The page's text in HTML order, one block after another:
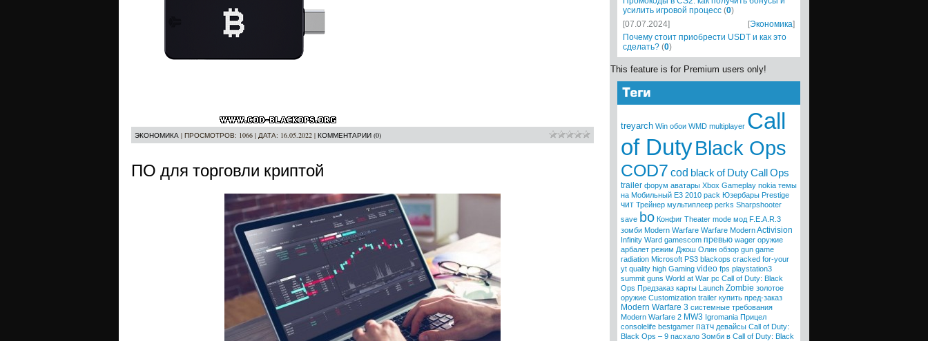
ЭКОНОМИКА | ПРОСМОТРОВ: 1066 | ДАТА: 16.05.2022 | КОММЕНТАРИИ (0)
ПО для торговли криптой
усилить игровой процесс (0)
[07.07.2024]
[Экономика]
Почему стоит приобрести USDT и как это
сделать? (0)
This feature is for Premium users only!
treyarch Win обои WMD multiplayer Call
of DutyBlack Ops
COD7 cod black of DutyCall Ops
trailer форум аватары Xbox Gameplay nokia темы
на Мобильный E3 2010 pack Юзербары Prestige
чит Трейнер мультиплеер perks Sharpshooter
save bo Конфиг Theater mode мод F.E.A.R.3
зомби Modern Warfare Warfare ModernActivision
Infinity Ward gamescom превью wager оружие
арбалет режим Джош Олин обзор gun game
radiation Microsoft PS3 blackops cracked for-your
yt quality high Gaming video fps playstation3
summit guns World at War pc Call of Duty: Black
Ops Предзаказ карты Launch Zombie золотое
оружие Customization trailer купить пред-заказ
Modern Warfare 3 системные требования
Modern Warfare 2 MW3 Igromania Прицел
consolelife bestgamer патч девайсы Call of Duty:
Black Ops – 9 пасхало Зомби в Call of Duty: Black